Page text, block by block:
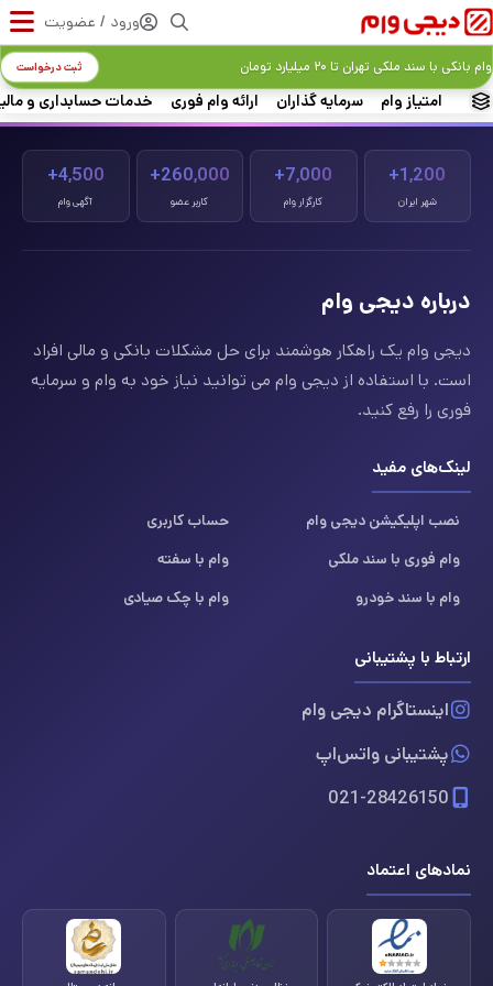
ورود / عضویت
امتیاز وام سرمایه گذاران ارائه وام فوری خدمات حسابداری و
وام بانکی با سند ملکی تهران تا ۲۰ میلیارد تومان ثبت درخواست
1,200+
شهر ایران
7,000+
کارگزار وام
260,000+
کاربر عضو
4,500+
آگهی وام
درباره دیجی وام
دیجی وام یک راهکار هوشمند برای حل مشکلات بانکی و مالی افراد
است. با استفاده از دیجی وام می توانید نیاز خود به وام و سرمایه
فوری را رفع کنید.
لینک‌های مفید
نصب اپلیکیشن دیجی وام
حساب کاربری
وام فوری با سند ملکی
وام با سفته
وام با سند خودرو
وام با چک صیادی
ارتباط با پشتیبانی
اینستاگرام دیجی وام
پشتیبانی واتس‌اپ
021-28426150
نمادهای اعتماد